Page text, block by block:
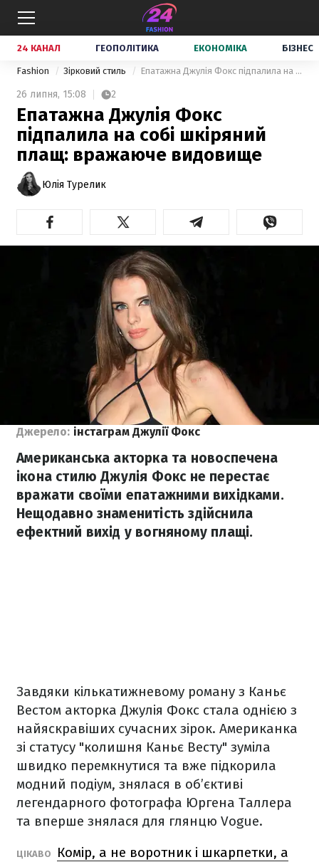
24 КАНАЛ ГЕОПОЛІТИКА ЕКОНОМІКА БІЗНЕС
Fashion Зірковий стиль Епатажна Джулія Фокс підпалила на собі шкіряний плащ: вражаюче видовище
26 липня, 15:08 2
Епатажна Джулія Фокс
підпалила на собі шкіряний
плащ: вражаюче видовище
Юлія Турелик
Джерело: інстаграм Джулії Фокс
Американська акторка та новоспечена
ікона стилю Джулія Фокс не перестає
вражати своїми епатажними вихідками.
Нещодавно знаменитість здійснила
ефектний вихід у вогняному плащі.
Завдяки кількатижневому роману з Каньє
Вестом акторка Джулія Фокс стала однією з
найяскравіших сучасних зірок. Американка
зі статусу "колишня Каньє Весту" зуміла
швидко перемкнутися та вже підкорила
модний подіум, знялася в об’єктиві
легендарного фотографа Юргена Таллера
та вперше знялася для глянцю Vogue.
ЦІКАВО
Комір, а не воротник і шкарпетки, а